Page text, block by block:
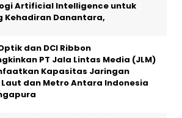
Artificial Intelligence untuk
Kehadiran Danantara,
dan DCI Ribbon
PT Jala Lintas Media (JLM)
Kapasitas Jaringan
Laut dan Metro Antara Indonesia